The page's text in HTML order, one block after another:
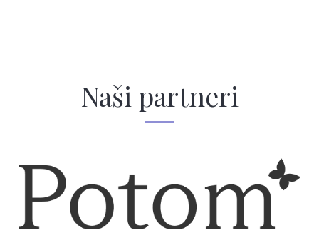
Naši partneri